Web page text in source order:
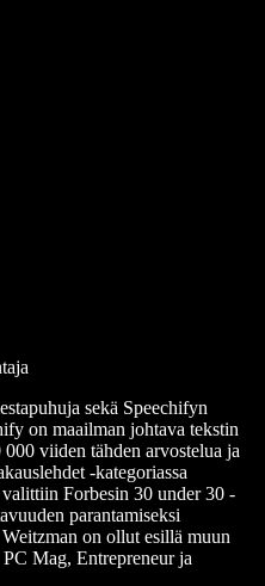
sekä Speechifyn
on maailman johtava tekstin
viiden tähden arvostelua ja
-kategoriassa
Forbesin 30 under 30 -
parantamiseksi
on ollut esillä muun
Mag, Entrepreneur ja